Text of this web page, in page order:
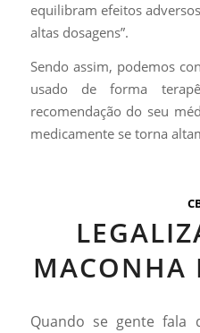
equilibram efeitos
altas dosagens”.
Sendo assim, podemos
usado de forma
recomendação do seu
medicamente se torna
MACONHA
Quando se gente fala